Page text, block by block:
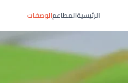
الرئيسيةالمطاعمالوصفات